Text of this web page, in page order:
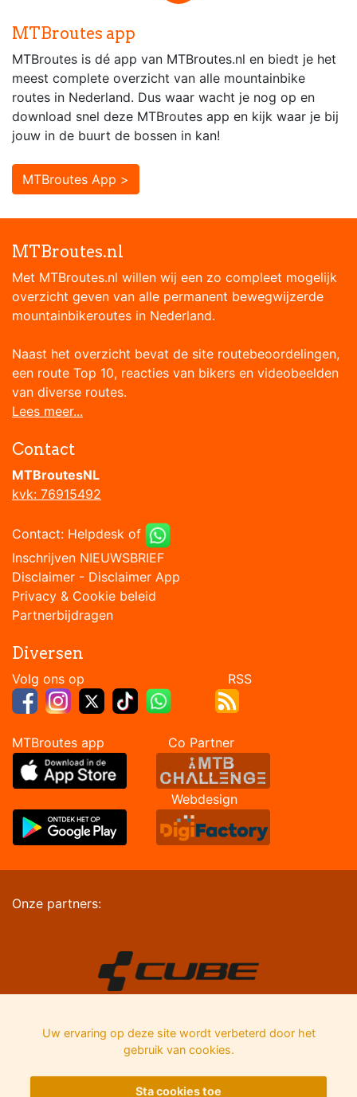
MTBroutes app
MTBroutes is dé app van MTBroutes.nl en biedt je het
meest complete overzicht van alle mountainbike
routes in Nederland. Dus waar wacht je nog op en
download snel deze MTBroutes app en kijk waar je bij
jouw in de buurt de bossen in kan!
MTBroutes App >
MTBroutes.nl
Met MTBroutes.nl willen wij een zo compleet mogelijk
overzicht geven van alle permanent bewegwijzerde
mountainbikeroutes in Nederland.
Naast het overzicht bevat de site routebeoordelingen,
een route Top 10, reacties van bikers en videobeelden
van diverse routes.
Lees meer...
Contact
MTBroutesNL
kvk: 76915492
Contact: Helpdesk of
Inschrijven NIEUWSBRIEF
Disclaimer - Disclaimer App
Privacy & Cookie beleid
Partnerbijdragen
Diversen
Volg ons op RSS
MTBroutes app Co Partner
Webdesign
Onze partners:
Uw ervaring op deze site wordt verbeterd door het
gebruik van cookies.
Sta cookies toe